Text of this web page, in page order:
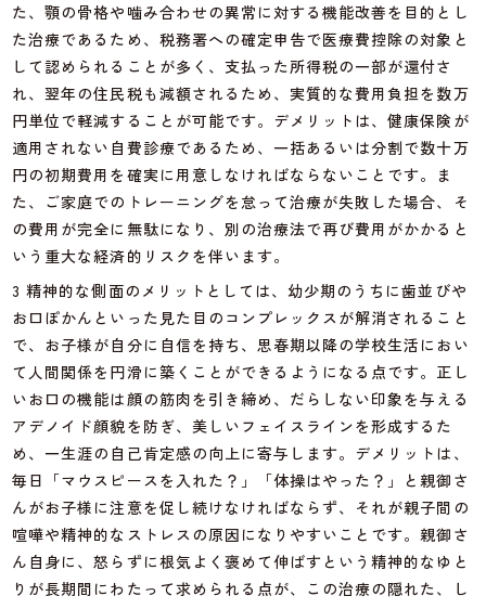
た、顎の骨格や噛み合わせの異常に対する機能改善を目的とし
た治療であるため、税務署への確定申告で医療費控除の対象と
して認められることが多く、支払った所得税の一部が還付さ
れ、翌年の住民税も減額されるため、実質的な費用負担を数万
円単位で軽減することが可能です。デメリットは、健康保険が
適用されない自費診療であるため、一括あるいは分割で数十万
円の初期費用を確実に用意しなければならないことです。ま
た、ご家庭でのトレーニングを怠って治療が失敗した場合、そ
の費用が完全に無駄になり、別の治療法で再び費用がかかると
いう重大な経済的リスクを伴います。
3 精神的な側面のメリットとしては、幼少期のうちに歯並びや
お口ぽかんといった見た目のコンプレックスが解消されること
で、お子様が自分に自信を持ち、思春期以降の学校生活におい
て人間関係を円滑に築くことができるようになる点です。正し
いお口の機能は顔の筋肉を引き締め、だらしない印象を与える
アデノイド顔貌を防ぎ、美しいフェイスラインを形成するた
め、一生涯の自己肯定感の向上に寄与します。デメリットは、
毎日「マウスピースを入れた？」「体操はやった？」と親御さ
んがお子様に注意を促し続けなければならず、それが親子間の
喧嘩や精神的なストレスの原因になりやすいことです。親御さ
ん自身に、怒らずに根気よく褒めて伸ばすという精神的なゆと
りが長期間にわたって求められる点が、この治療の隠れた、し